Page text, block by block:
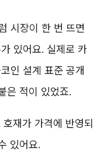
시장이 한 번 뜨면
있어요. 실제로 카
인 설계 표준 공개
은 적이 있었죠.
재가 가격에 반영되
있어요.